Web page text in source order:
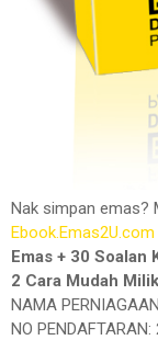
Nak simpan emas?
Ebook.Emas2U.com
Emas + 30 Soalan
2 Cara Mudah
NAMA
NO